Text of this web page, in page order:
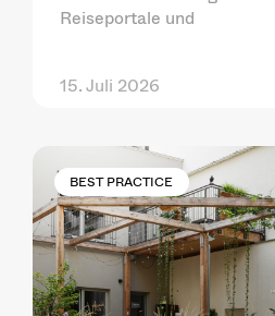
Reiseportale und
15. Juli 2026
BEST PRACTICE